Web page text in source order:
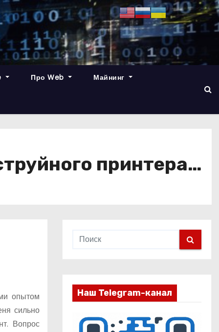
Про Web Майнинг
принтера…
опытом
сильно
Вопрос
Наш Telegram-канал